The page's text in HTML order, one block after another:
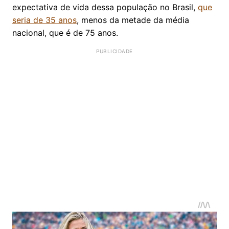
expectativa de vida dessa população no Brasil, que
seria de 35 anos, menos da metade da média
nacional, que é de 75 anos.